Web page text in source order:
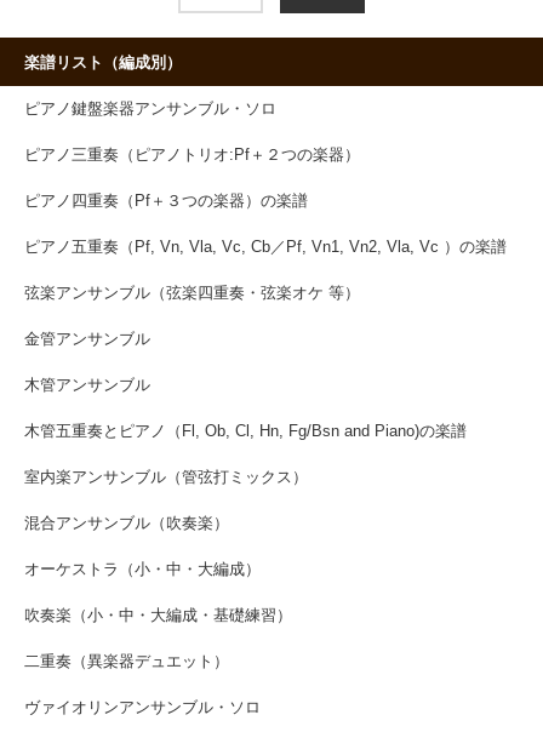
楽譜リスト（編成別）
ピアノ鍵盤楽器アンサンブル・ソロ
ピアノ三重奏（ピアノトリオ:Pf＋２つの楽器）
ピアノ四重奏（Pf＋３つの楽器）の楽譜
ピアノ五重奏（Pf, Vn, Vla, Vc, Cb／Pf, Vn1, Vn2, Vla, Vc ）の楽譜
弦楽アンサンブル（弦楽四重奏・弦楽オケ 等）
金管アンサンブル
木管アンサンブル
木管五重奏とピアノ（Fl, Ob, Cl, Hn, Fg/Bsn and Piano)の楽譜
室内楽アンサンブル（管弦打ミックス）
混合アンサンブル（吹奏楽）
オーケストラ（小・中・大編成）
吹奏楽（小・中・大編成・基礎練習）
二重奏（異楽器デュエット）
ヴァイオリンアンサンブル・ソロ